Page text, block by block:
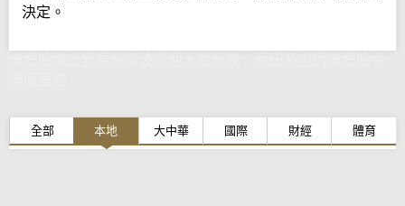
決定。
全部 本地 大中華 國際 財經 體育